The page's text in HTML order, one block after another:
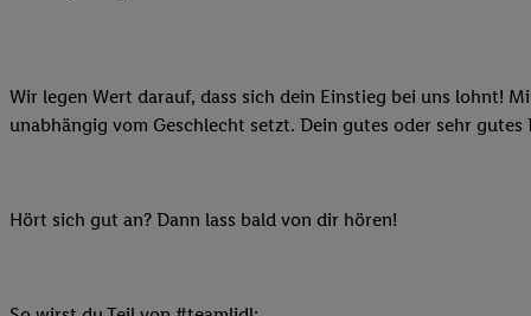
Wir legen Wert darauf, dass sich dein Einstieg bei uns lohnt!
unabhängig vom Geschlecht setzt. Dein gutes oder sehr
Hört sich gut an? Dann lass bald von dir hören!
Möglichkeit, Ihre
(„consenthub“) oder
Klick auf